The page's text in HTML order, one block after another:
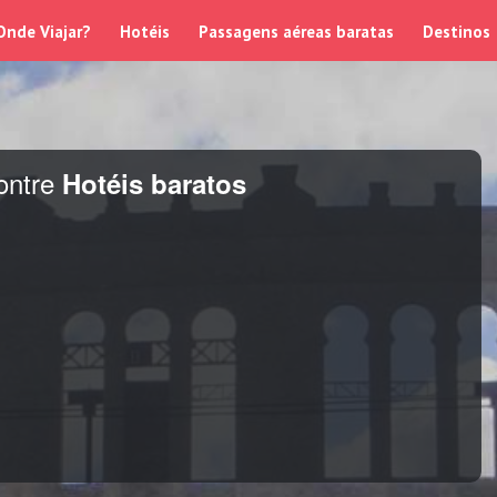
Viajar? Hotéis Passagens aéreas baratas Destinos
Hotéis baratos